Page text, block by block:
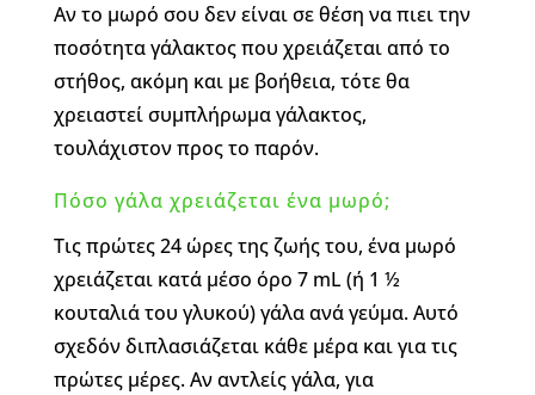
Αν το μωρό σου δεν είναι σε θέση να πιει την
ποσότητα γάλακτος που χρειάζεται από το
στήθος, ακόμη και με βοήθεια, τότε θα
χρειαστεί συμπλήρωμα γάλακτος,
τουλάχιστον προς το παρόν.
Πόσο γάλα χρειάζεται ένα μωρό;
Τις πρώτες 24 ώρες της ζωής του, ένα μωρό
χρειάζεται κατά μέσο όρο 7 mL (ή 1 ½
κουταλιά του γλυκού) γάλα ανά γεύμα. Αυτό
σχεδόν διπλασιάζεται κάθε μέρα και για τις
πρώτες μέρες. Αν αντλείς γάλα, για